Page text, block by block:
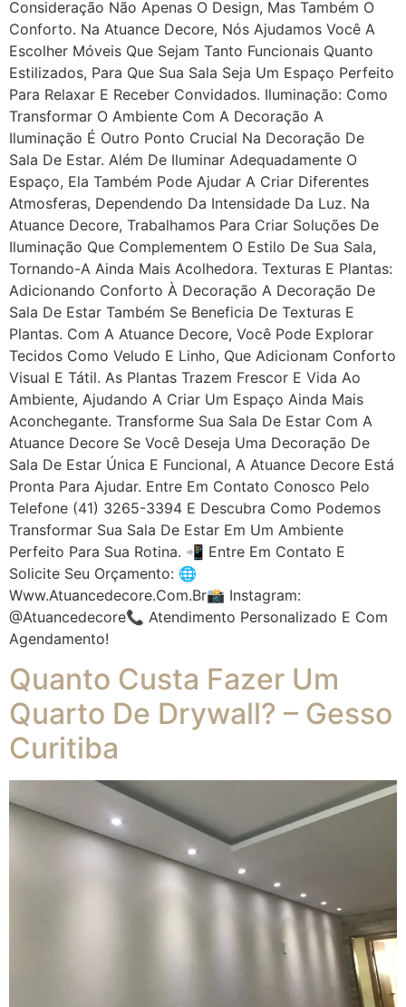
Consideração Não Apenas O Design, Mas Também O
Conforto. Na Atuance Decore, Nós Ajudamos Você A
Escolher Móveis Que Sejam Tanto Funcionais Quanto
Estilizados, Para Que Sua Sala Seja Um Espaço Perfeito
Para Relaxar E Receber Convidados. Iluminação: Como
Transformar O Ambiente Com A Decoração A
Iluminação É Outro Ponto Crucial Na Decoração De
Sala De Estar. Além De Iluminar Adequadamente O
Espaço, Ela Também Pode Ajudar A Criar Diferentes
Atmosferas, Dependendo Da Intensidade Da Luz. Na
Atuance Decore, Trabalhamos Para Criar Soluções De
Iluminação Que Complementem O Estilo De Sua Sala,
Tornando-A Ainda Mais Acolhedora. Texturas E Plantas:
Adicionando Conforto À Decoração A Decoração De
Sala De Estar Também Se Beneficia De Texturas E
Plantas. Com A Atuance Decore, Você Pode Explorar
Tecidos Como Veludo E Linho, Que Adicionam Conforto
Visual E Tátil. As Plantas Trazem Frescor E Vida Ao
Ambiente, Ajudando A Criar Um Espaço Ainda Mais
Aconchegante. Transforme Sua Sala De Estar Com A
Atuance Decore Se Você Deseja Uma Decoração De
Sala De Estar Única E Funcional, A Atuance Decore Está
Pronta Para Ajudar. Entre Em Contato Conosco Pelo
Telefone (41) 3265-3394 E Descubra Como Podemos
Transformar Sua Sala De Estar Em Um Ambiente
Perfeito Para Sua Rotina. 📲 Entre Em Contato E
Solicite Seu Orçamento: 🌐
Www.atuancedecore.com.br📸 Instagram:
@atuancedecore📞 Atendimento Personalizado E Com
Agendamento!
Quanto Custa Fazer Um
Quarto De Drywall? – Gesso
Curitiba